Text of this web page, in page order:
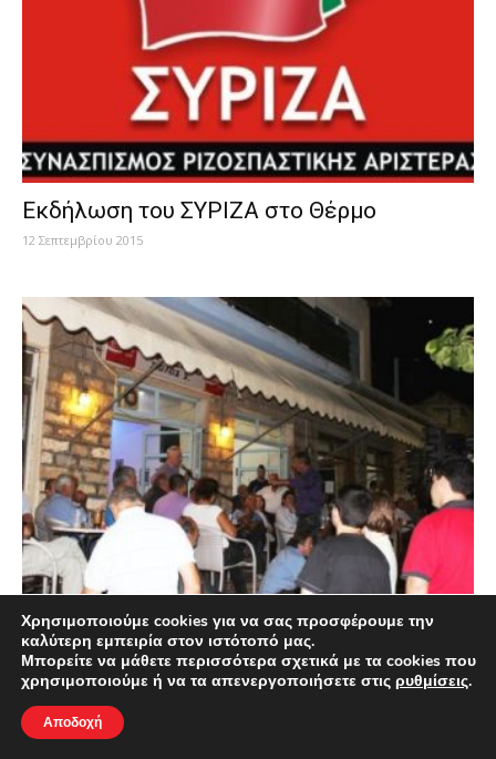
Eκδήλωση του ΣΥΡΙΖΑ στο Θέρμο
12 Σεπτεμβρίου 2015
Ενημέρωση στους αγρότες στη Λεπενού
από το ΣΥΡΙΖΑ
12 Σεπτεμβρίου 2015
Χρησιμοποιούμε cookies για να σας προσφέρουμε την
καλύτερη εμπειρία στον ιστότοπό μας.
Μπορείτε να μάθετε περισσότερα σχετικά με τα cookies που
χρησιμοποιούμε ή να τα απενεργοποιήσετε στις ρυθμίσεις.
Αποδοχή